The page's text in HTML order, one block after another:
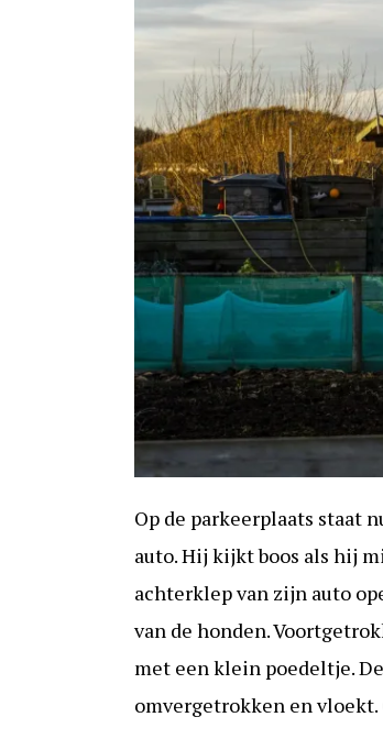
Op de parkeerplaats staat
auto. Hij kijkt boos als hij
achterklep van zijn auto
van de honden.
met een klein poedeltje.
omvergetrokken en vloekt.